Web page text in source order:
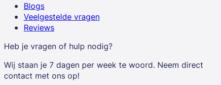
Blogs
Veelgestelde vragen
Reviews
Heb je vragen of hulp nodig?
Wij staan je 7 dagen per week te woord. Neem direct
contact met ons op!